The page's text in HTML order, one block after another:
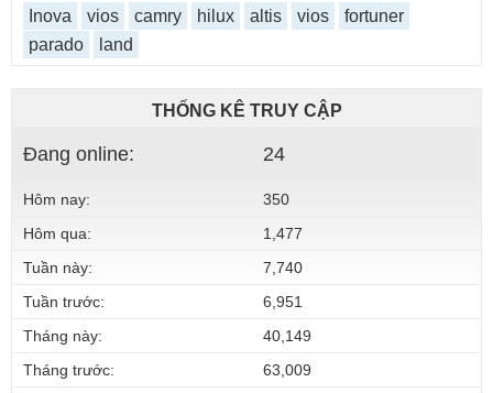
Inova vios camry hilux altis vios
fortuner
parado
land
THỐNG KÊ TRUY CẬP
Đang online: 24
Hôm nay:
350
Hôm qua:
1,477
Tuần này:
7,740
Tuần trước:
6,951
Tháng này:
40,149
Tháng trước:
63,009